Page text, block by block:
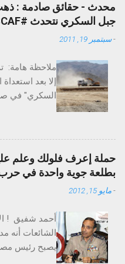
محدث - حقائق صادمة :
جبل السكري نتحدث #SCAF #Egypt #NoSCAF
-سبتمبر 19, 2011
ملاحظة هامة:
إلا بعد
السكري" في
السكري
التغيير تكشف
المنهوب
السكري غدا
استخراج الذهب
لانخفاض تركيز
حملة إعرف فلولك وعلم
بطلعة جوية واحدة في حرب 73
-مايو 15, 2012
أحمد شفيق !
الشائعات
يصبح رئيس